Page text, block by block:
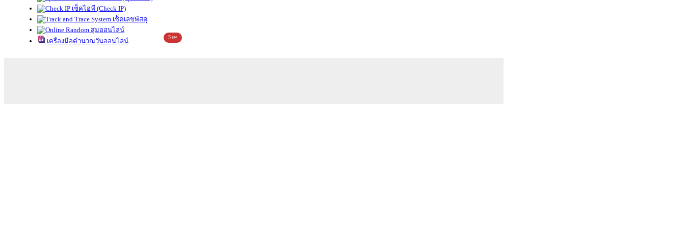
เช็คไอพี (Check IP)
เช็คเลขพัสดุ
สุ่มออนไลน์
เครื่องมือคำนวณวันออนไลน์
New